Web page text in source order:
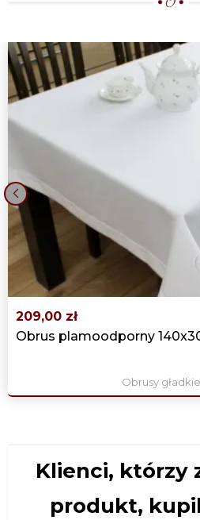
209,00 zł
Obrus plamoodporny
Obrusy gładkie
‹
Klienci, którzy
produkt,